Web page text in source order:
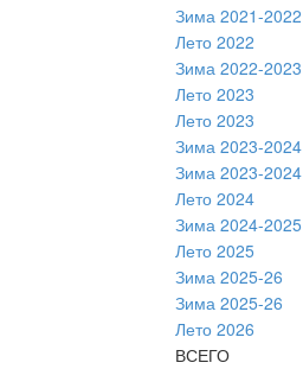
Зима 2021-2022
Лето 2022
Зима 2022-2023
Лето 2023
Лето 2023
Зима 2023-2024
Зима 2023-2024
Лето 2024
Зима 2024-2025
Лето 2025
Зима 2025-26
Зима 2025-26
Лето 2026
ВСЕГО